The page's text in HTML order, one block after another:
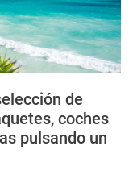
de
coches
pulsando un
Playa del
por mail en el
completamente.
las compañías aéreas
que podrás obtenerlas
low cost, debido
la tarjeta de embarque
no te carguen un